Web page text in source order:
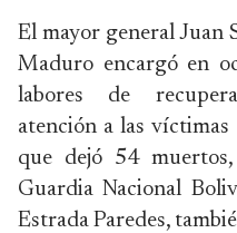
El mayor general Juan
Maduro encargó en
labores de
atención a las víctimas
que dejó 54
Guardia Nacional
Estrada Paredes,